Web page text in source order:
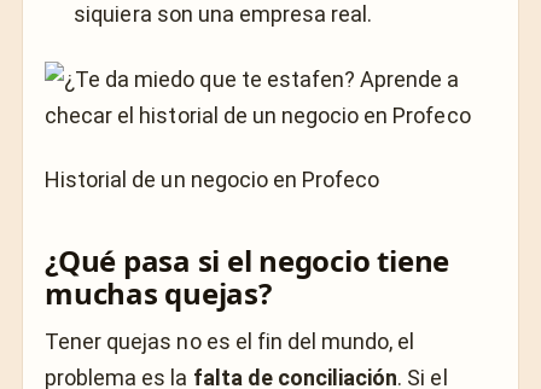
siquiera son una empresa real.
Historial de un negocio en Profeco
¿Qué pasa si el negocio tiene
muchas quejas?
Tener quejas no es el fin del mundo, el
problema es la falta de conciliación. Si el